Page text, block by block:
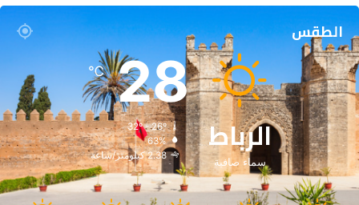
الطقس
الرباط
سماء صافية
28
℃
32º - 26º
63%
2.38 كيلومتر/ساعة